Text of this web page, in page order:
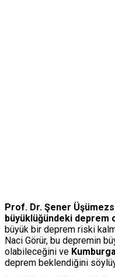
Prof. Dr. Şener
büyüklüğündeki deprem
büyük bir deprem riski
Naci Görür, bu depremin
olabileceğini ve
deprem beklendiğini